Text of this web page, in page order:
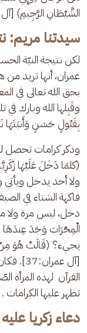
الشَّيْطَانِ الرَّجِيمِ) [آل
سيدتنا مريم:
لكن نتيجة النيّة
عمران، أنها تريد من
بحق الله تعالى في
وقَبِلها الله وبارك في
بِقَبُولٍ حَسَنٍ وَأَنبَتَهَا
وذكر كرامات تحصل
(كلمَا دَخَلَ عَلَيْهَا
ولا أحد يدخل ويأتي
فاكهة الشتاء في
دخل، ليس مرة ولا
الْمِحْرَابَ وَجَدَ عِندَهَا
يجيء؟ (قَالَتْ هُوَ مِنْ
[آل
القرآن  لهذه المرأة
تظهر عليها الكرامات .
دعاء زكريا